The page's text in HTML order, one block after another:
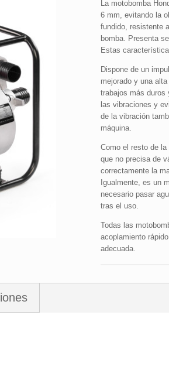
La motobomba
6 mm, evitando la
fundido, resistente
bomba. Presenta
Estas
Dispone de un
mejorado y una
trabajos más duros
las vibraciones y
de la vibración
máquina.
Como el resto de
que no precisa de
correctamente la
Igualmente, es un
necesario pasar
tras el uso.
Todas las
acoplamiento
adecuada.